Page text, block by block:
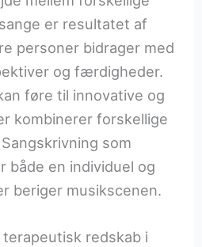
er resultatet af
personer bidrager med
og færdigheder.
føre til innovative og
kombinerer forskellige
som
både en individuel og
beriger musikscenen.
redskab i